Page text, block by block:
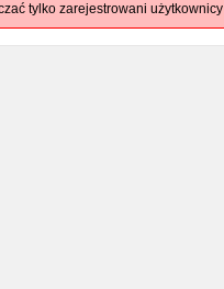
tylko zarejestrowani użytkownicy